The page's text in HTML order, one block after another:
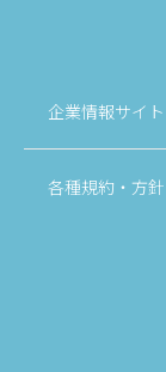
企業情報サイト
各種規約・方針